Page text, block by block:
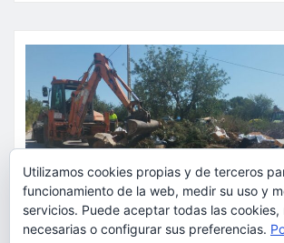
Utilizamos cookies propias y de terceros
funcionamiento de la web, medir su uso y
servicios. Puede aceptar todas las cookies,
necesarias o configurar sus preferencias.